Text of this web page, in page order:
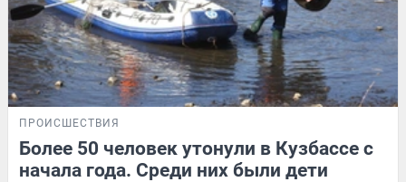
ПРОИСШЕСТВИЯ
Более 50 человек утонули в Кузбассе с
начала года. Среди них были дети